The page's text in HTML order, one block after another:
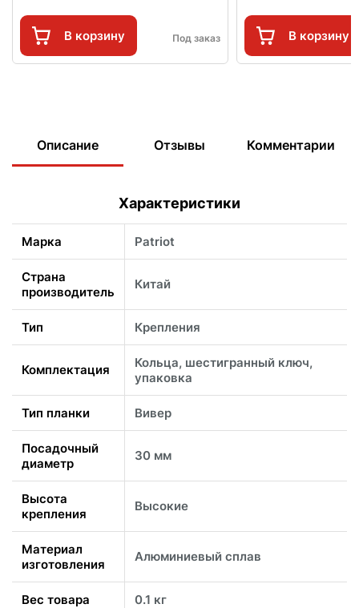
В корзину Под заказ В корзину
Описание Отзывы Комментарии
Характеристики
Марка Patriot
Страна
производитель
Китай
Тип Крепления
Комплектация
Кольца, шестигранный ключ,
упаковка
Тип планки Вивер
Посадочный
диаметр
30 мм
Высота
крепления
Высокие
Материал
изготовления
Алюминиевый сплав
Вес товара 0.1 кг